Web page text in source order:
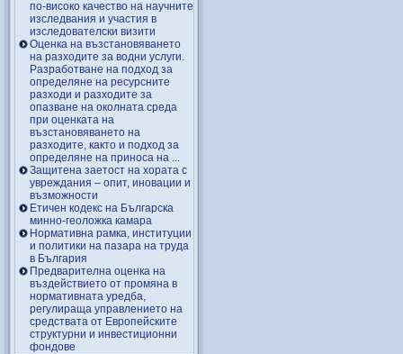
по-високо качество на научните
изследвания и участия в
изследователски визити
Оценка на възстановяването
на разходите за водни услуги.
Разработване на подход за
определяне на ресурсните
разходи и разходите за
опазване на околната среда
при оценката на
възстановяването на
разходите, както и подход за
определяне на приноса на ...
Защитена заетост на хората с
увреждания – опит, иновации и
възможности
Етичен кодекс на Българска
минно-геоложка камара
Нормативна рамка, институции
и политики на пазара на труда
в България
Предварителна оценка на
въздействието от промяна в
нормативната уредба,
регулираща управлението на
средствата от Европейските
структурни и инвестиционни
фондове